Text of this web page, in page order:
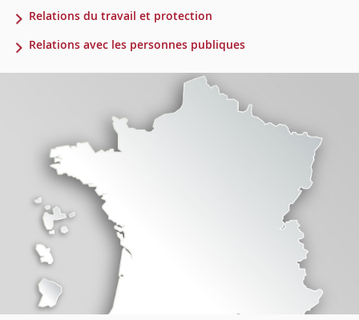
Relations du travail et protection
Relations avec les personnes publiques